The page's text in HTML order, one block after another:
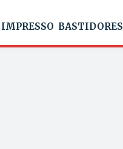
IMPRESSO BASTIDORES